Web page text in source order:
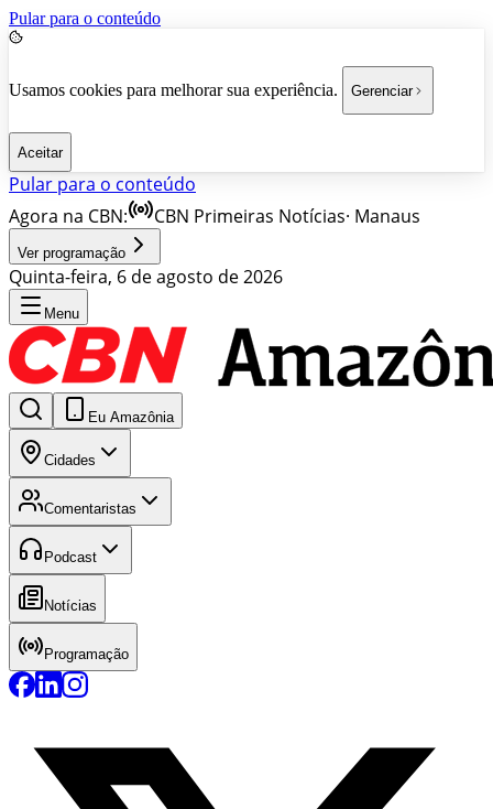
Pular para o conteúdo
Usamos cookies para melhorar sua experiência. Gerenciar
Aceitar
Pular para o conteúdo
Agora na CBN:
CBN Primeiras Notícias· Manaus
Ver programação
Quinta-feira, 6 de agosto de 2026
Menu
Eu Amazônia
Cidades
Comentaristas
Podcast
Notícias
Programação